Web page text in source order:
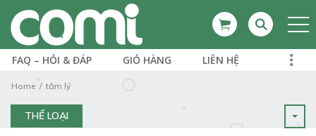
FAQ – HỎI & ĐÁP GIỎ HÀNG LIÊN HỆ
Home tâm lý
THỂ LOẠI